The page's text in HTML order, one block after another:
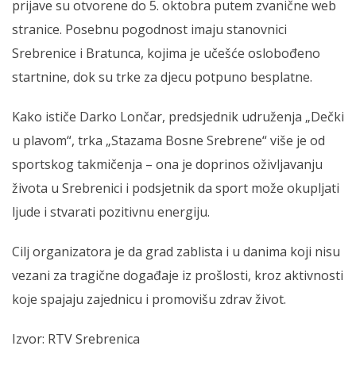
prijave su otvorene do 5. oktobra putem zvanične web
stranice. Posebnu pogodnost imaju stanovnici
Srebrenice i Bratunca, kojima je učešće oslobođeno
startnine, dok su trke za djecu potpuno besplatne.
Kako ističe Darko Lončar, predsjednik udruženja „Dečki
u plavom“, trka „Stazama Bosne Srebrene“ više je od
sportskog takmičenja – ona je doprinos oživljavanju
života u Srebrenici i podsjetnik da sport može okupljati
ljude i stvarati pozitivnu energiju.
Cilj organizatora je da grad zablista i u danima koji nisu
vezani za tragične događaje iz prošlosti, kroz aktivnosti
koje spajaju zajednicu i promovišu zdrav život.
Izvor: RTV Srebrenica